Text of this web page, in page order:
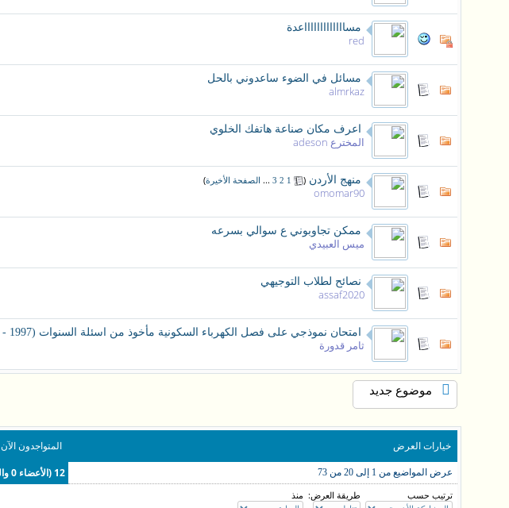
مساااااااااااااعدة
red
مسائل في الضوء ساعدوني بالحل
almrkaz
اعرف مكان صناعة هاتفك الخلوي
المخترع adeson
منهج الأردن (
1
2
3
... الصفحة الأخيرة)
omomar90
ممكن تجاوبوني ع سوالي بسرعه
ميس العبيدي
نصائح لطلاب التوجيهي
assaf2020
امتحان نموذجي على فصل الكهرباء السكونية مأخوذ من اسئلة السنوات (1997 - 2011)
ثامر قدورة
موضوع جديد
خيارات العرض المتواجدون الآن
عرض المواضيع من 1 إلى 20 من 73 12 (الأعضاء 0 والزوار 12)
ترتيب حسب طريقة العرض: منذ